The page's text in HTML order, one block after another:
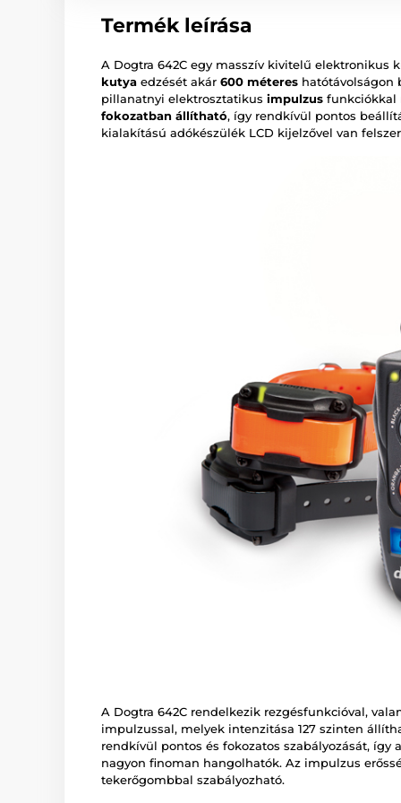
Termék leírása
A Dogtra 642C egy masszív kivitelű elektronikus
kutya edzését akár 600 méteres hatótávolságon
pillanatnyi elektrosztatikus impulzus funkciókkal
fokozatban állítható, így rendkívül pontos
kialakítású adókészülék LCD kijelzővel van
A Dogtra 642C rendelkezik rezgésfunkcióval,
impulzussal, melyek intenzitása 127 szinten
rendkívül pontos és fokozatos szabályozását, így
nagyon finoman hangolhatók. Az impulzus
tekerőgombbal szabályozható.